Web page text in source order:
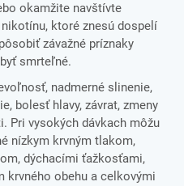
okamžite navštívte
ktoré znesú dospelí
závažné príznaky
smrteľné.
nadmerné slinenie,
bolesť hlavy, závrat, zmeny
Pri vysokých dávkach môžu
nízkym krvným tlakom,
dýchacími ťažkosťami,
krvného obehu a celkovými